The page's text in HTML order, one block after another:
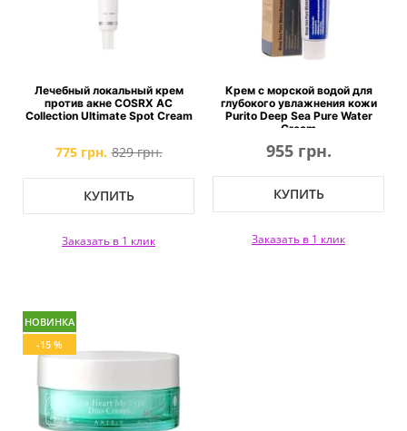
Лечебный локальный крем
против акне COSRX AC
Collection Ultimate Spot Cream
775 грн. 829 грн.
КУПИТЬ
Заказать в 1 клик
Крем с морской водой для
глубокого увлажнения кожи
Purito Deep Sea Pure Water
Cream
955 грн.
КУПИТЬ
Заказать в 1 клик
НОВИНКА
-15 %